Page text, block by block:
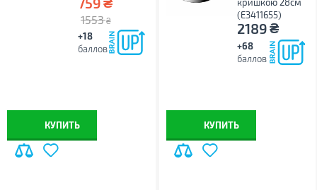
1553 ₴
+18
баллов
КУПИТЬ
(E3411655)
2189₴
+68
баллов
КУПИТЬ